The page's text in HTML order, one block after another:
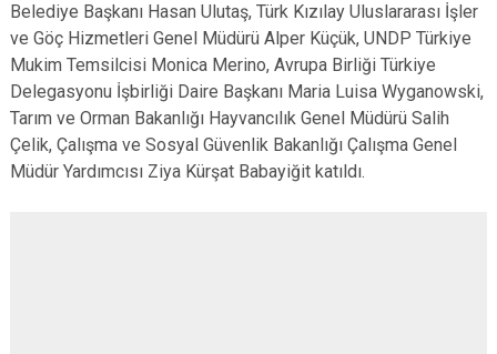
Belediye Başkanı Hasan Ulutaş, Türk Kızılay Uluslararası İşler
ve Göç Hizmetleri Genel Müdürü Alper Küçük, UNDP Türkiye
Mukim Temsilcisi Monica Merino, Avrupa Birliği Türkiye
Delegasyonu İşbirliği Daire Başkanı Maria Luisa Wyganowski,
Tarım ve Orman Bakanlığı Hayvancılık Genel Müdürü Salih
Çelik, Çalışma ve Sosyal Güvenlik Bakanlığı Çalışma Genel
Müdür Yardımcısı Ziya Kürşat Babayiğit katıldı.